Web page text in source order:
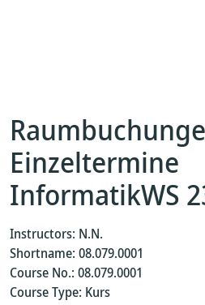
Einzeltermine
InformatikWS
Instructors: N.N.
Shortname: 08.079.0001
Course No.: 08.079.0001
Course Type: Kurs